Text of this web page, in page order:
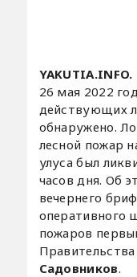
YAKUTIA.INFO.
26 мая 2022
действующих
обнаружено.
лесной пожар
улуса был
часов дня. Об
вечернего
оперативного
пожаров
Садовников.